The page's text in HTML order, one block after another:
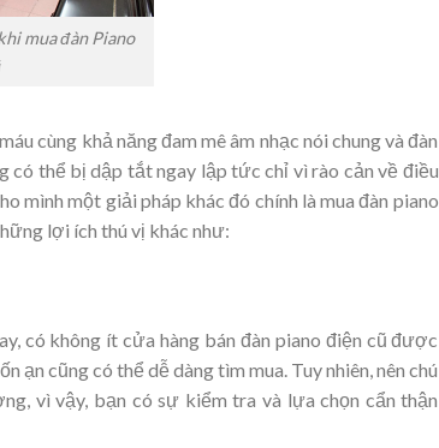
mua đàn Piano
cùng khả năng đam mê âm nhạc nói chung và đàn
có thể bị dập tắt ngay lập tức chỉ vì rào cản về điều
mình một giải pháp khác đó chính là mua đàn piano
lợi ích thú vị khác như:
có không ít cửa hàng bán đàn piano điện cũ được
cũng có thể dễ dàng tìm mua. Tuy nhiên, nên chú
vì vậy, bạn có sự kiểm tra và lựa chọn cẩn thận